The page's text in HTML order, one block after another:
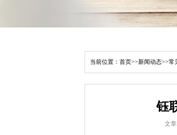
当前位置： 首页>>新闻动态>>常
钰
文